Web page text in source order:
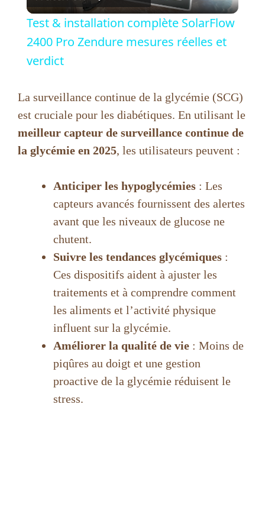
l
a
V
i
d
e
o
Test & installation complète SolarFlow
2400 Pro Zendure mesures réelles et
verdict
La surveillance continue de la glycémie (SCG)
est cruciale pour les diabétiques. En utilisant le
meilleur capteur de surveillance continue de
la glycémie en 2025, les utilisateurs peuvent :
Anticiper les hypoglycémies : Les
capteurs avancés fournissent des alertes
avant que les niveaux de glucose ne
chutent.
Suivre les tendances glycémiques :
Ces dispositifs aident à ajuster les
traitements et à comprendre comment
les aliments et l’activité physique
influent sur la glycémie.
Améliorer la qualité de vie : Moins de
piqûres au doigt et une gestion
proactive de la glycémie réduisent le
stress.